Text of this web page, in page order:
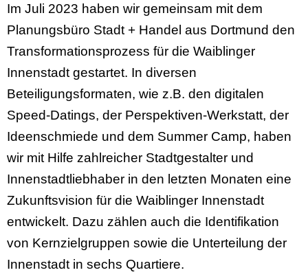
Im Juli 2023 haben wir gemeinsam mit dem
Planungsbüro Stadt + Handel aus Dortmund den
Transformationsprozess für die Waiblinger
Innenstadt gestartet. In diversen
Beteiligungsformaten, wie z.B. den digitalen
Speed-Datings, der Perspektiven-Werkstatt, der
Ideenschmiede und dem Summer Camp, haben
wir mit Hilfe zahlreicher Stadtgestalter und
Innenstadtliebhaber in den letzten Monaten eine
Zukunftsvision für die Waiblinger Innenstadt
entwickelt. Dazu zählen auch die Identifikation
von Kernzielgruppen sowie die Unterteilung der
Innenstadt in sechs Quartiere.